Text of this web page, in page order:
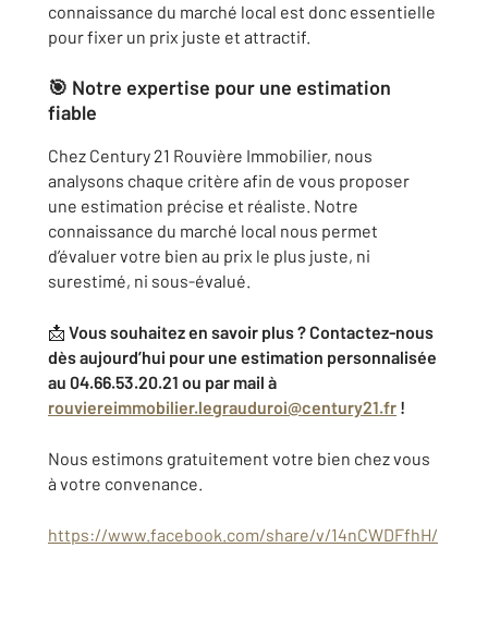
connaissance du marché local est donc essentielle
pour fixer un prix juste et attractif.
🎯 Notre expertise pour une estimation
fiable
Chez Century 21 Rouvière Immobilier, nous
analysons chaque critère afin de vous proposer
une estimation précise et réaliste. Notre
connaissance du marché local nous permet
d’évaluer votre bien au prix le plus juste, ni
surestimé, ni sous-évalué.
📩 Vous souhaitez en savoir plus ? Contactez-nous
dès aujourd’hui pour une estimation personnalisée
au 04.66.53.20.21 ou par mail à
rouviereimmobilier.legrauduroi@century21.fr !
Nous estimons gratuitement votre bien chez vous
à votre convenance.
https://www.facebook.com/share/v/14nCWDFfhH/